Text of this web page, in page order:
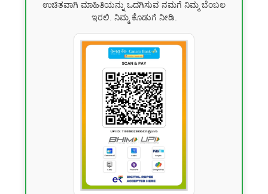
ಉಚಿತವಾಗಿ ಮಾಹಿತಿಯನ್ನು ಒದಗಿಸುವ ನಮಗೆ ನಿಮ್ಮ ಬೆಂಬಲ
ಇರಲಿ. ನಿಮ್ಮ ಕೊಡುಗೆ ನೀಡಿ.